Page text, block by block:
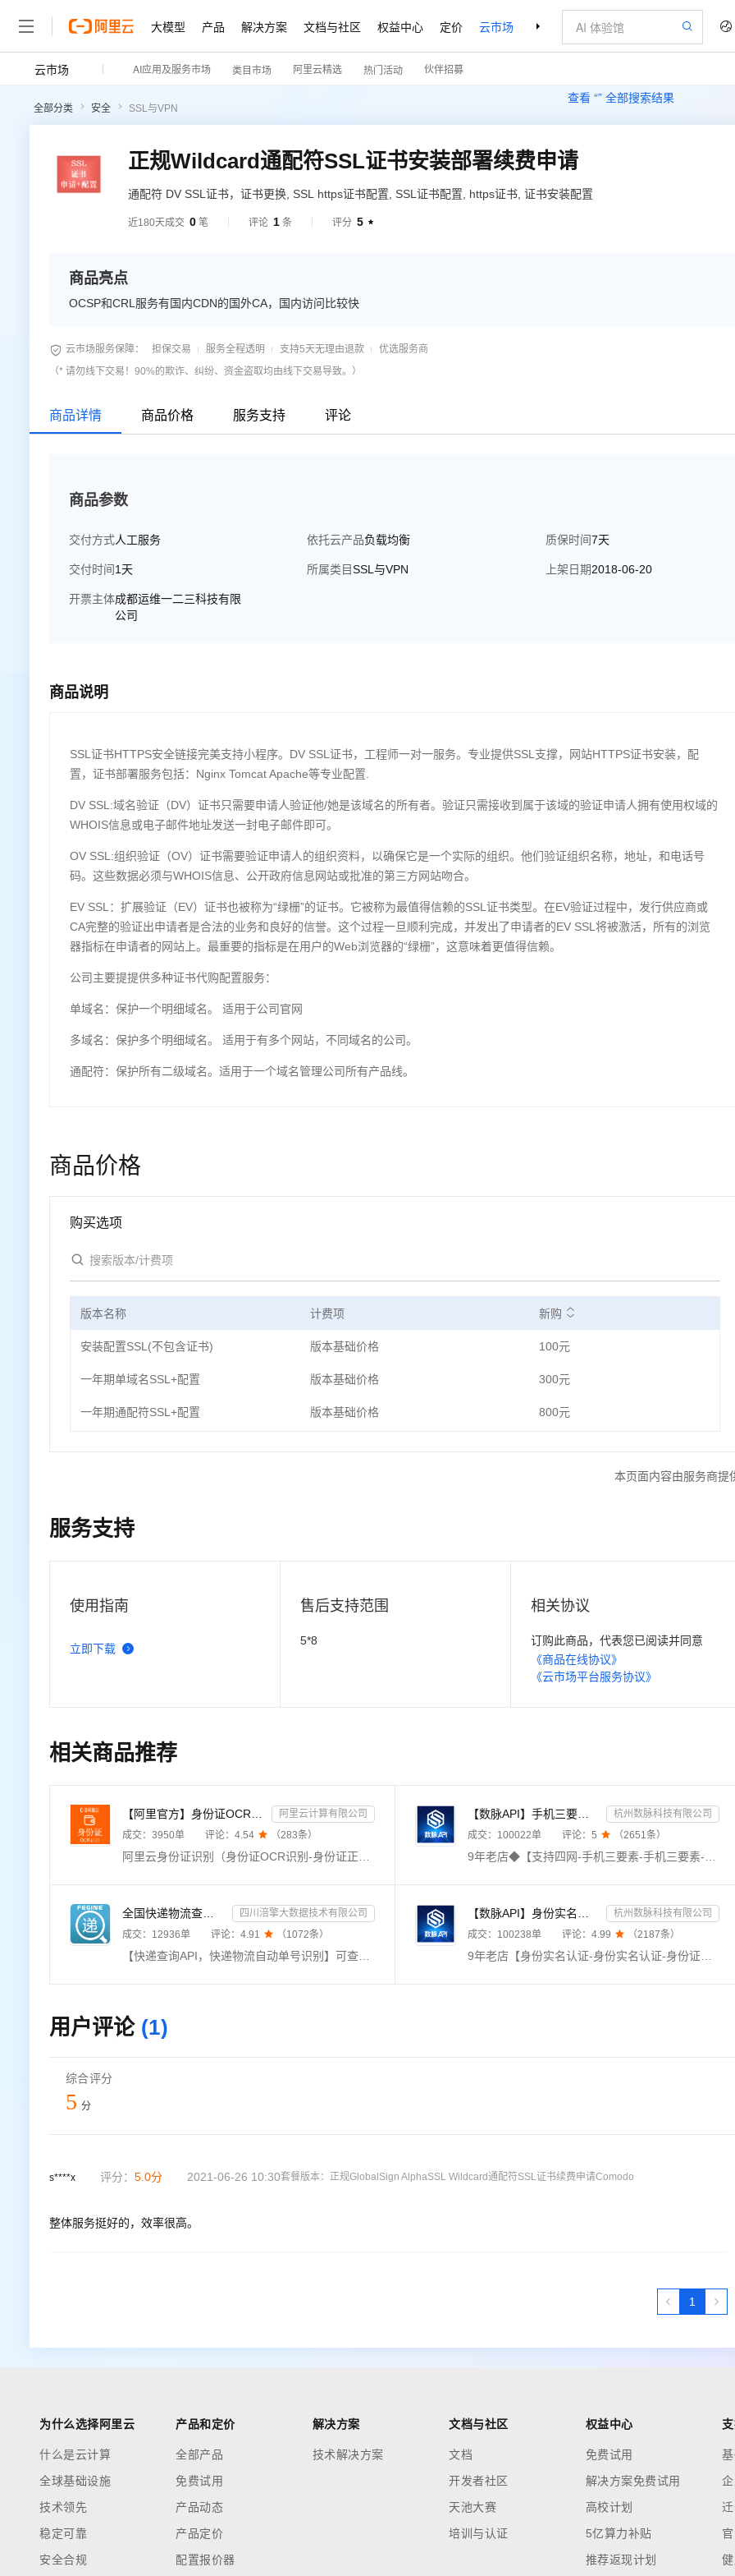
大模型 产品 解决方案 文档与社区 权益中心 定价 云市场 合作伙伴 支持与服务 了解阿里云
查看 “” 全部搜索结果
云市场 AI应用及服务市场 类目市场 阿里云精选 热门活动 伙伴招募
全部分类 安全 SSL与VPN
正规Wildcard通配符SSL证书安装部署续费申请
通配符 DV SSL证书，证书更换, SSL https证书配置, SSL证书配置, https证书, 证书安装配置
近180天成交 0 笔 评论 1 条 评分 5 
商品亮点
OCSP和CRL服务有国内CDN的国外CA，国内访问比较快
 云市场服务保障： 担保交易 服务全程透明 支持5天无理由退款
优选服务商
（* 请勿线下交易！90%的欺诈、纠纷、资金盗取均由线下交易导致。）
商品详情 商品价格 服务支持 评论
商品参数
交付方式人工服务 依托云产品负载均衡 质保时间7天
交付时间1天 所属类目SSL与VPN 上架日期2018-06-20
开票主体成都运维一二三科技有限
公司
商品说明
SSL证书HTTPS安全链接完美支持小程序。DV SSL证书，工程师一对一服务。专业提供SSL支撑，网站HTTPS证书安装，配
置，证书部署服务包括：Nginx Tomcat Apache等专业配置.
DV SSL:域名验证（DV）证书只需要申请人验证他/她是该域名的所有者。验证只需接收到属于该域的验证申请人拥有使用权域的
WHOIS信息或电子邮件地址发送一封电子邮件即可。
OV SSL:组织验证（OV）证书需要验证申请人的组织资料，以确保它是一个实际的组织。他们验证组织名称，地址，和电话号
码。这些数据必须与WHOIS信息、公开政府信息网站或批准的第三方网站吻合。
EV SSL：扩展验证（EV）证书也被称为“绿栅”的证书。它被称为最值得信赖的SSL证书类型。在EV验证过程中，发行供应商或
CA完整的验证出申请者是合法的业务和良好的信誉。这个过程一旦顺利完成，并发出了申请者的EV SSL将被激活，所有的浏览
器指标在申请者的网站上。最重要的指标是在用户的Web浏览器的“绿栅”，这意味着更值得信赖。
公司主要提提供多种证书代购配置服务：
单域名：保护一个明细域名。 适用于公司官网
多域名：保护多个明细域名。 适用于有多个网站，不同域名的公司。
通配符：保护所有二级域名。适用于一个域名管理公司所有产品线。
商品价格
购买选项
版本名称 计费项 新购
安装配置SSL(不包含证书) 版本基础价格 100元
一年期单域名SSL+配置 版本基础价格 300元
一年期通配符SSL+配置 版本基础价格 800元
本页面内容由服务商提
服务支持
使用指南
立即下载
售后支持范围
5*8
相关协议
订购此商品，代表您已阅读并同意
《商品在线协议》
《云市场平台服务协议》
相关商品推荐
【阿里官方】身份证OCR文字识别
阿里云计算有限公司
成交： 3950单 评论： 4.54  （283条）
阿里云身份证识别（身份证OCR识别-身份证正反面识别-身份证文字识别）。支持正反面识别、多民族文字识别、生僻字识别，具备PS篡改检、完整度、复印件、翻拍检测，图像智能旋转、畸变矫正、分辨率增强、人像检测等高精度识别能力。识别内容包括姓名、性别、出生日期、证件号码、住址、有效期限。支持base64和公网可访问的地址，图片格式支持：PNG、JPG、JPEG、BMP、GIF、TIFF、WebP。
【数脉API】手机三要素-手机三要素-手机三要素-运营商三要素-手机三要素-运营商三要素查询-运营商实名认证-...
杭州数脉科技有限公司
成交： 100022单 评论： 5  （2651条）
9年老店◆【支持四网-手机三要素-手机三要素-手机三要素-手机三要素-实名认证-运营商三要素-手机三要素-运营商三要素-运营商手机三要素查询-手机三要素实名认证-运营商三要素认证-手机三要素-手机号验证-手机号实名校验-手机三要素-三网手机核验】传入姓名、身份证号码、手机号码，验证三要素信息是否一致，返回验证结果。直连运营商数据，支持三网携号转网，全实时优质版，拒绝缓存数据，24h技术专家在线对接。
全国快递物流查询-快递查询接口
四川涪擎大数据技术有限公司
成交： 12936单 评论： 4.91  （1072条）
【快递查询API，快递物流自动单号识别】可查询快递物流信息近1000+家全国快递查询API，单号自动识别，包括全球快递物流查询接口：顺丰、邮政，京东，极兔，申通、圆通、韵达、中通、极兔、百世、EMS、天天、国通、德邦、宅急送，等千家快递物流查询接口，同时返回物流耗时等相关信息。
【数脉API】身份实名认证-身份实名认证-身份证二要素-身份证实名认证-身份证实名认证-身份实名认证-身份证...
杭州数脉科技有限公司
成交： 100238单 评论： 4.99  （2187条）
9年老店【身份实名认证-身份实名认证-身份证二要素-身份实名认证-实名认证-身份证实名-身份证实名认证-身份证实名认证-身份实名认证-身份证实名认证-身份证二要素-实名认证-身份证实名认证-身份实名认证-身份证实名验证-身份证实名认证核验校验-身份实名认证-身份证实名认证接口-身份证二要素核验-身份实名认证-身份证二要素认证】传入姓名、身份证号，核验二要素是否一致，返回生日、性别、籍贯等信息。官方权威数据，拒绝缓存数据。
用户评论 (1)
综合评分
5 分
s****x 评分： 5.0分 2021-06-26 10:30套餐版本： 正规GlobalSign AlphaSSL Wildcard通配符SSL证书续费申请Comodo
整体服务挺好的，效率很高。
1
为什么选择阿里云
什么是云计算
全球基础设施
技术领先
稳定可靠
安全合规
产品和定价
全部产品
免费试用
产品动态
产品定价
配置报价器
解决方案
技术解决方案
文档与社区
文档
开发者社区
天池大赛
培训与认证
权益中心
免费试用
解决方案免费试用
高校计划
5亿算力补贴
推荐返现计划